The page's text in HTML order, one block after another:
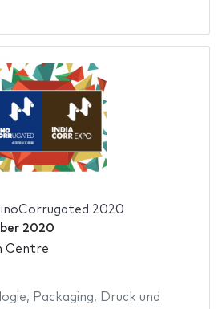
2020
2020
Centre
, Packaging, Druck und